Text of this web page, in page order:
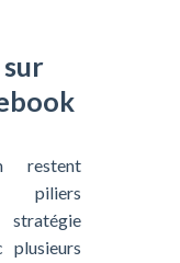
restent
piliers
stratégie
plusieurs